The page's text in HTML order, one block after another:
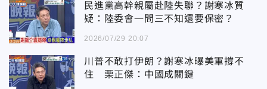
民進黨高幹親屬赴陸失聯？謝寒冰質
疑：陸委會一問三不知還要保密？
2026/07/29 20:07
川普不敢打伊朗？謝寒冰曝美軍撐不
住 栗正傑：中國成關鍵